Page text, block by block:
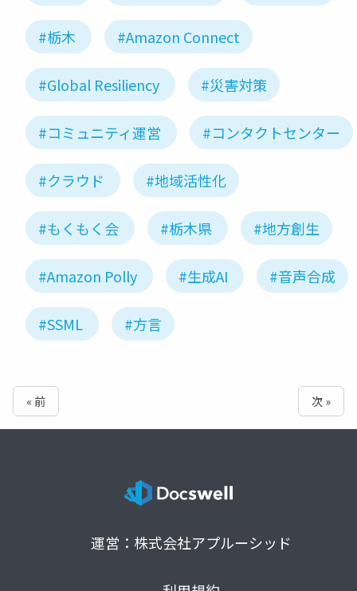
#栃木 #Amazon Connect
#Global Resiliency #災害対策
#コミュニティ運営 #コンタクトセンター
#クラウド #地域活性化
#もくもく会 #栃木県 #地方創生
#Amazon Polly #生成AI #音声合成
#SSML #方言
« 前 次 »
運営：株式会社アプルーシッド